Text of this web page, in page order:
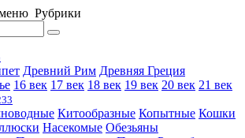
Рубрики
Древний Рим Древняя Греция
16 век 17 век 18 век 19 век 20 век 21 век
Китообразные Копытные Кошки
Насекомые Обезьяны